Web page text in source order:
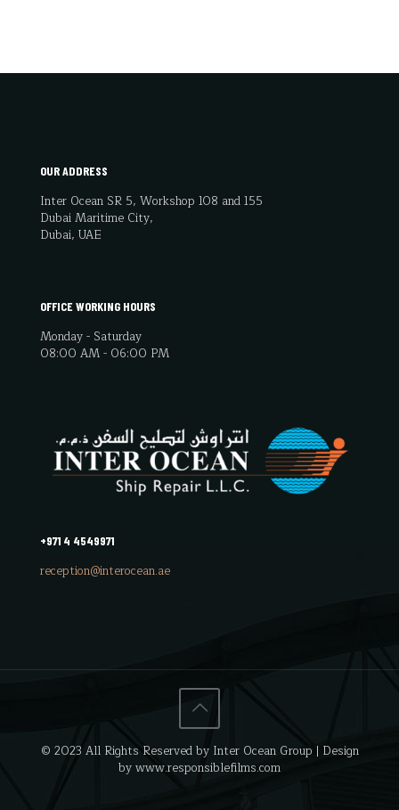
OUR ADDRESS
Inter Ocean SR 5, Workshop 108 and 155
Dubai Maritime City,
Dubai, UAE
OFFICE WORKING HOURS
Monday - Saturday
08:00 AM - 06:00 PM
+971 4 4549971
reception@interocean.ae
© 2023 All Rights Reserved by Inter Ocean Group | Design
by www.responsiblefilms.com